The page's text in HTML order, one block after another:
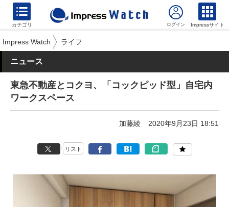
カテゴリ Impressサイト
Impress Watch ライフ
ニュース
東急不動産とコクヨ、「コックピッド型」自宅内
ワークスペース
加藤綾 2020年9月23日 18:51
リスト